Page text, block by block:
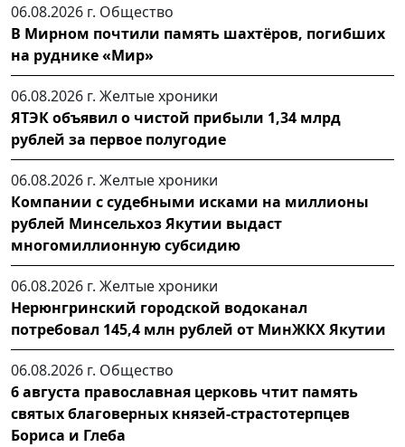
06.08.2026 г. Общество
В Мирном почтили память шахтёров, погибших
на руднике «Мир»
06.08.2026 г. Желтые хроники
ЯТЭК объявил о чистой прибыли 1,34 млрд
рублей за первое полугодие
06.08.2026 г. Желтые хроники
Компании с судебными исками на миллионы
рублей Минсельхоз Якутии выдаст
многомиллионную субсидию
06.08.2026 г. Желтые хроники
Нерюнгринский городской водоканал
потребовал 145,4 млн рублей от МинЖКХ Якутии
06.08.2026 г. Общество
6 августа православная церковь чтит память
святых благоверных князей-страстотерпцев
Бориса и Глеба